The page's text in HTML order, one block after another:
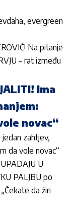
evergreen
Na pitanje
– rat između
Ima
novac“
zahtjev,
da vole novac“
U
PALJBU po
da žiri